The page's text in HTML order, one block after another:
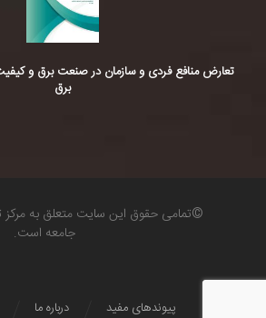
تعارض منافع فردی و سازمان در صنعت برق و
برق
©تمامی حقوق این سایت متعلق به مرکز
جامعه است.
درباره ما پیوندهای مفید